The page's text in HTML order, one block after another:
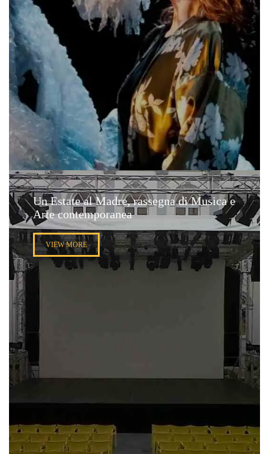
Un Estate al Madre, rassegna di Musica e
Arte contemporanea
VIEW MORE